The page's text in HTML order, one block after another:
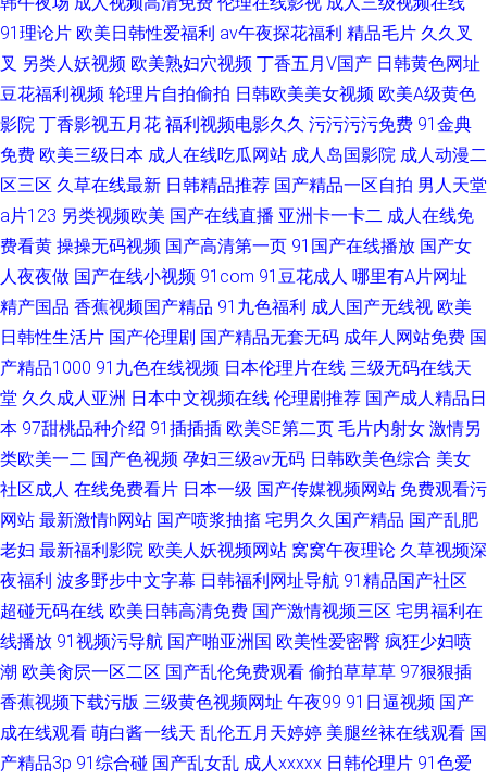
91理论片 欧美日韩性爱福利 av午夜探花福利 精品毛片 久久叉
叉 另类人妖视频 欧美熟妇穴视频 丁香五月V国产 日韩黄色网址
豆花福利视频 轮理片自拍偷拍 日韩欧美美女视频 欧美A级黄色
影院 丁香影视五月花 福利视频电影久久 污污污污免费 91金典
免费 欧美三级日本 成人在线吃瓜网站 成人岛国影院 成人动漫二
区三区 久草在线最新 日韩精品推荐 国产精品一区自拍 男人天堂
a片123 另类视频欧美 国产在线直播 亚洲卡一卡二 成人在线免
费看黄 操操无码视频 国产高清第一页 91国产在线播放 国产女
人夜夜做 国产在线小视频 91com 91豆花成人 哪里有A片网址
精产国品 香蕉视频国产精品 91九色福利 成人国产无线视 欧美
日韩性生活片 国产伦理剧 国产精品无套无码 成年人网站免费 国
产精品1000 91九色在线视频 日本伦理片在线 三级无码在线天
堂 久久成人亚洲 日本中文视频在线 伦理剧推荐 国产成人精品日
本 97甜桃品种介绍 91插插插 欧美SE第二页 毛片内射女 激情另
类欧美一二 国产色视频 孕妇三级av无码 日韩欧美色综合 美女
社区成人 在线免费看片 日本一级 国产传媒视频网站 免费观看污
网站 最新激情h网站 国产喷浆抽搐 宅男久久国产精品 国产乱肥
老妇 最新福利影院 欧美人妖视频网站 窝窝午夜理论 久草视频深
夜福利 波多野步中文字幕 日韩福利网址导航 91精品国产社区
超碰无码在线 欧美日韩高清免费 国产激情视频三区 宅男福利在
线播放 91视频污导航 国产啪亚洲国 欧美性爱密臀 疯狂少妇喷
潮 欧美肏屄一区二区 国产乱伦免费观看 偷拍草草草 97狠狠插
香蕉视频下载污版 三级黄色视频网址 午夜99 91日逼视频 国产
成在线观看 萌白酱一线天 乱伦五月天婷婷 美腿丝袜在线观看 国
产精品3p 91综合碰 国产乱女乱 成人xxxxx 日韩伦理片 91色爱